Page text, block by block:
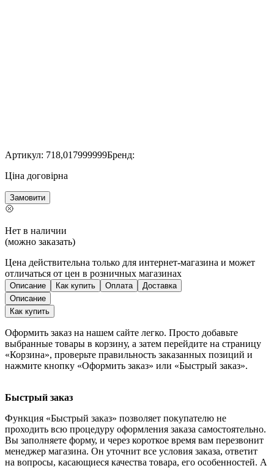
Артикул: 718,017999999Бренд:
Ціна договірна
Замовити
Нет в наличии
(можно заказать)
Цена действительна только для интернет-магазина и может
отличаться от цен в розничных магазинах
Описание Как купить Оплата
Доставка
Описание
Как купить
Оформить заказ на нашем сайте легко. Просто добавьте
выбранные товары в корзину, а затем перейдите на страницу
«Корзина», проверьте правильность заказанных позиций и
нажмите кнопку «Оформить заказ» или «Быстрый заказ».
Быстрый заказ
Функция «Быстрый заказ» позволяет покупателю не
проходить всю процедуру оформления заказа самостоятельно.
Вы заполняете форму, и через короткое время вам перезвонит
менеджер магазина. Он уточнит все условия заказа, ответит
на вопросы, касающиеся качества товара, его особенностей. А